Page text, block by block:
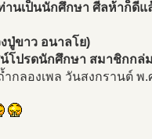
านเป็นนักศึกษา ศีลห้าก็ดีแ
ปู่ขาว อนาลโย)
โปรดนักศึกษา สมาชิกกล่
ำกลองเพล วันสงกรานต์ พ